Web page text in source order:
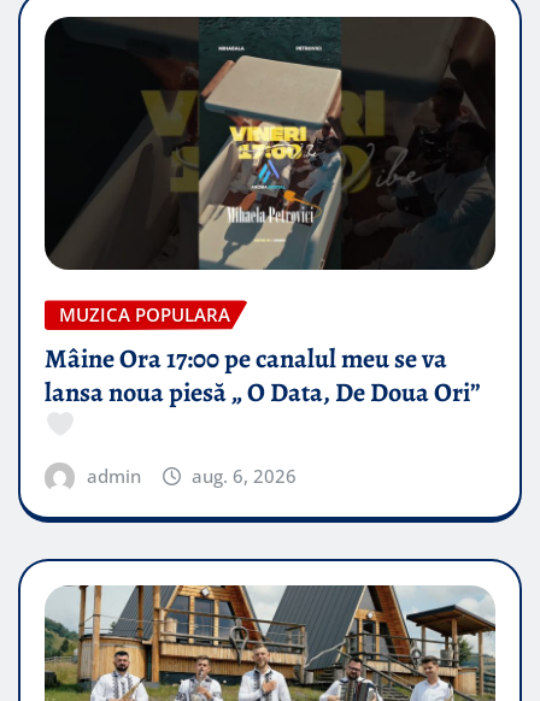
MUZICA POPULARA
Mâine Ora 17:00 pe canalul meu se va
lansa noua piesă „ O Data, De Doua Ori”
admin aug. 6, 2026